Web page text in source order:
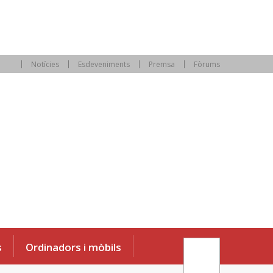
Notícies Esdeveniments Premsa Fòrums
Ordinadors i mòbils